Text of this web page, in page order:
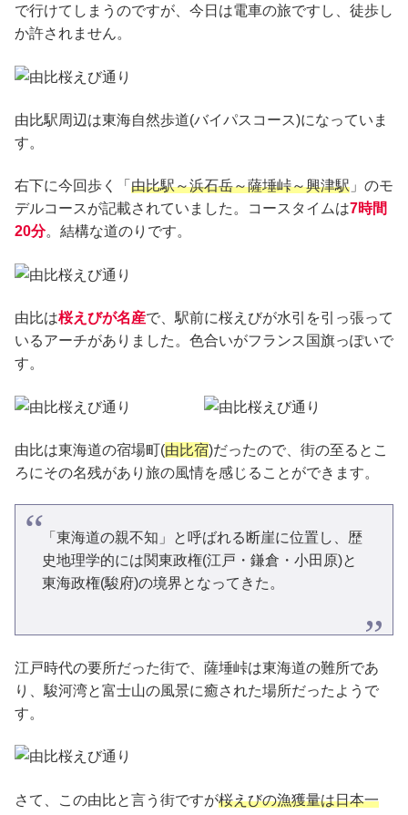
で行けてしまうのですが、今日は電車の旅ですし、徒歩し
か許されません。
由比駅周辺は東海自然歩道(バイパスコース)になっていま
す。
右下に今回歩く「 由比駅～浜石岳～薩埵峠～興津駅 」のモ
デルコースが記載されていました。コースタイムは7時間
20分。結構な道のりです。
由比は桜えびが名産で、駅前に桜えびが水引を引っ張って
いるアーチがありました。色合いがフランス国旗っぽいで
す。
由比は東海道の宿場町(由比宿)だったので、街の至るとこ
ろにその名残があり旅の風情を感じることができます。
「東海道の親不知」と呼ばれる断崖に位置し、歴
史地理学的には関東政権(江戸・鎌倉・小田原)と
東海政権(駿府)の境界となってきた。
江戸時代の要所だった街で、薩埵峠は東海道の難所であ
り、駿河湾と富士山の風景に癒された場所だったようで
す。
さて、この由比と言う街ですが桜えびの漁獲量は日本一